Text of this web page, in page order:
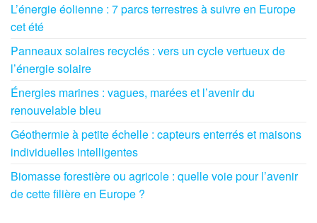
L’énergie éolienne : 7 parcs terrestres à suivre en Europe
cet été
Panneaux solaires recyclés : vers un cycle vertueux de
l’énergie solaire
Énergies marines : vagues, marées et l’avenir du
renouvelable bleu
Géothermie à petite échelle : capteurs enterrés et maisons
individuelles intelligentes
Biomasse forestière ou agricole : quelle voie pour l’avenir
de cette filière en Europe ?